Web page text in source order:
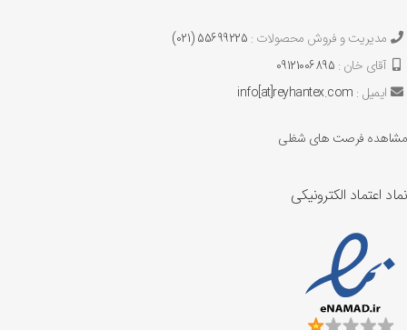
مدیریت و فروش محصولات : 55699225 (021)
آقای خان : 09121006895
ایمیل : info[at]reyhantex.com
مشاهده فرصت های شغلی
نماد اعتماد الکترونیکی